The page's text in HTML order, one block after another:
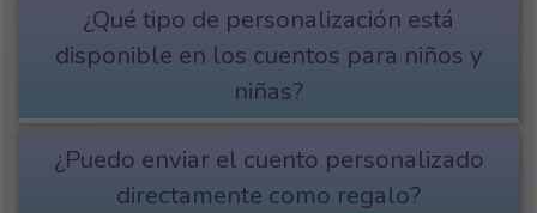
¿Qué tipo de personalización está
disponible en los cuentos para niños y
niñas?
¿Puedo enviar el cuento personalizado
directamente como regalo?